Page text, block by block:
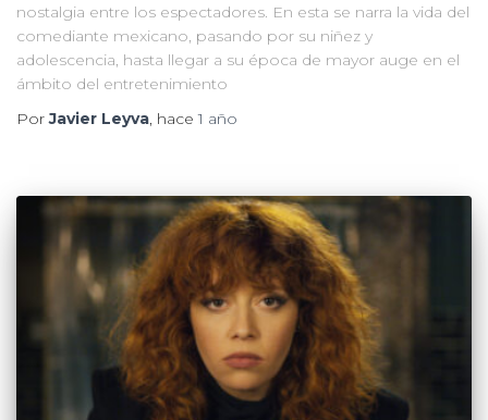
nostalgia entre los espectadores. En esta se narra la vida del
comediante mexicano, pasando por su niñez y
adolescencia, hasta llegar a su época de mayor auge en el
ámbito del entretenimiento
PorJavier Leyva, hace1 año